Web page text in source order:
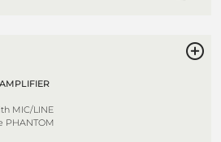
MIC/LINE
PHANTOM